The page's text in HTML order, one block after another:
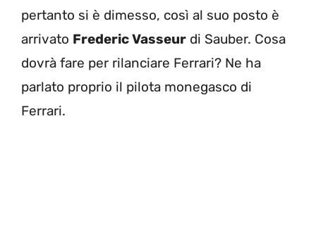
pertanto si è dimesso, così al suo posto è
arrivato Frederic Vasseur di Sauber. Cosa
dovrà fare per rilanciare Ferrari? Ne ha
parlato proprio il pilota monegasco di
Ferrari.